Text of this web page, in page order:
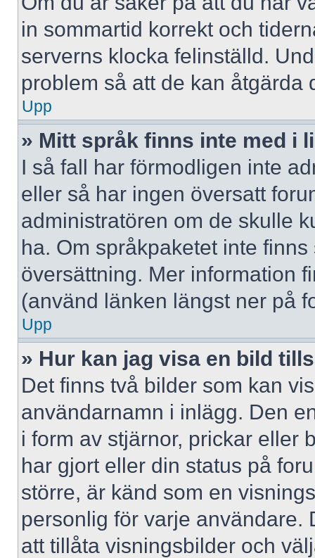
in sommartid korrekt och
serverns klocka felinställd.
problem så att de kan åtgärda
Upp
» Mitt språk finns inte med i
I så fall har förmodligen inte
eller så har ingen översatt
administratören om de skulle
ha. Om språkpaketet inte
översättning. Mer information
(använd länken längst ner på
Upp
» Hur kan jag visa en bild
Det finns två bilder som kan
användarnamn i inlägg. Den
i form av stjärnor, prickar eller
har gjort eller din status på
större, är känd som en
personlig för varje användare.
att tillåta visningsbilder och